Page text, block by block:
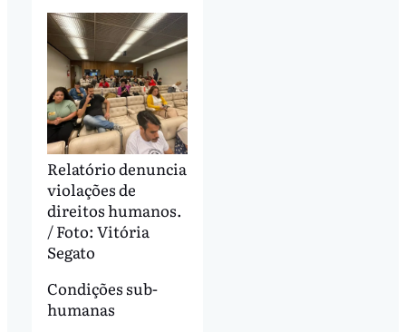
Relatório denuncia
violações de
direitos humanos.
/ Foto: Vitória
Segato
Condições sub-
humanas